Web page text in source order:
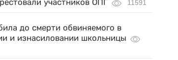
участников ОПГ
11591
до смерти обвиняемого в
и изнасиловании школьницы